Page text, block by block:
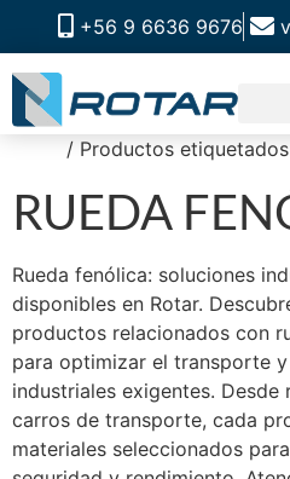
+56 9 6636 9676
/ Productos
RUEDA
Rueda fenólica: soluciones
disponibles en Rotar.
productos relacionados con
para optimizar el transporte
industriales exigentes. Desde
carros de transporte, cada
materiales seleccionados